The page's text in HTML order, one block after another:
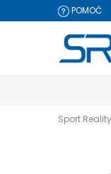
POMOĆ
Sport Reality